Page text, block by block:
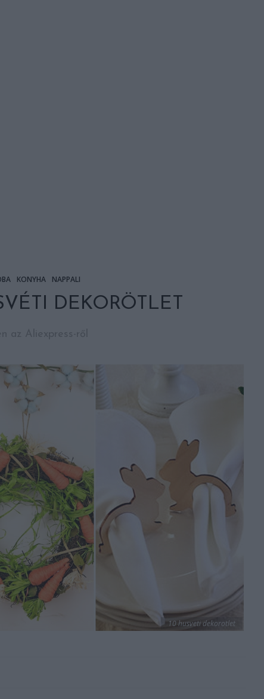
KONYHA NAPPALI
DEKORÖTLET
10 husveti dekorotlet